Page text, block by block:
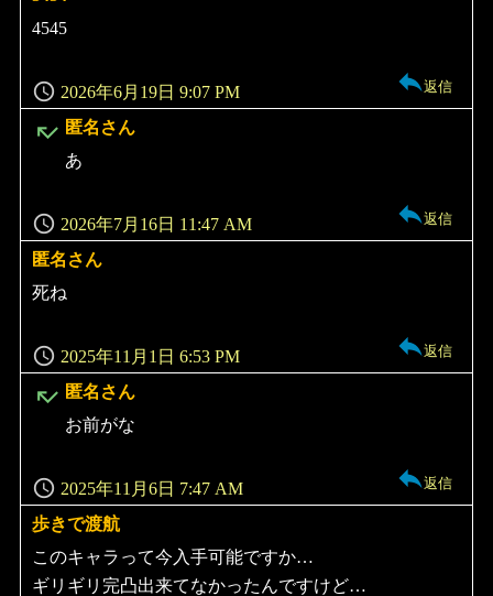
り:
2026年6月19日 9:07 PM
4545
返信
匿名さん
よ
2026年7月16日 11:47 AM
あ
返信
匿名さん
よ
り:
2025年11月1日 6:53 PM
死ね
返信
匿名さん
よ
2025年11月6日 7:47 AM
お前がな
返信
歩きで渡航
よ
り:
このキャラって今入手可能ですか…
ギリギリ完凸出来てなかったんですけど…